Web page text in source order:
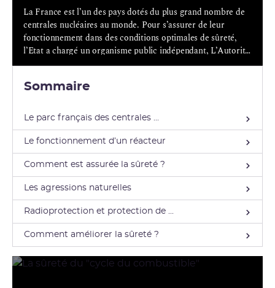
La France est l’un des pays dotés du plus grand nombre de
centrales nucléaires au monde. Pour s’assurer de leur
fonctionnement dans des conditions optimales de sûreté,
l’Etat a chargé un organisme public indépendant, L’Autorité
de sûreté nucléaire et de radioprotection (ex-ASN), de
Sommaire
Le parc français des centrales ...
Le fonctionnement d’un réacteur
Comment est assurée la sûreté ?
Les agressions naturelles
Radioprotection et protection de ...
Comment améliorer la sûreté ?